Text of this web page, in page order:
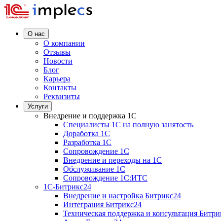
О нас
О компании
Отзывы
Новости
Блог
Карьера
Контакты
Реквизиты
Услуги
Внедрение и поддержка 1C
Специалисты 1C на полную занятость
Доработка 1C
Разработка 1C
Сопровождение 1C
Внедрение и переходы на 1C
Обслуживание 1C
Сопровождение 1C:ИТС
1С-Битрикс24
Внедрение и настройка Битрикс24
Интеграция Битрикс24
Техническая поддержка и консультация